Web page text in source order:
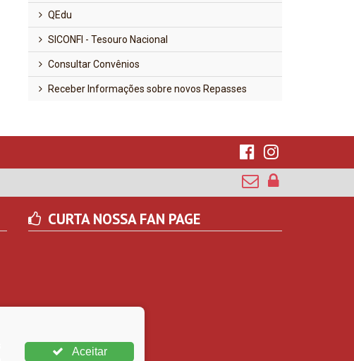
QEdu
SICONFI - Tesouro Nacional
Consultar Convênios
Receber Informações sobre novos Repasses
CURTA NOSSA FAN PAGE
Aceitar